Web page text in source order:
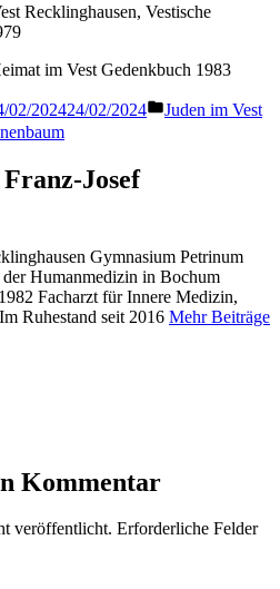
Recklinghausen, Vestische
im Vest Gedenkbuch 1983
02/202424/02/2024
Veröffentlicht
Juden im Vest
Josef
Gymnasium Petrinum
Humanmedizin in Bochum
Facharzt für Innere Medizin,
Ruhestand seit 2016 Mehr Beiträge
Kommentar
veröffentlicht. Erforderliche Felder